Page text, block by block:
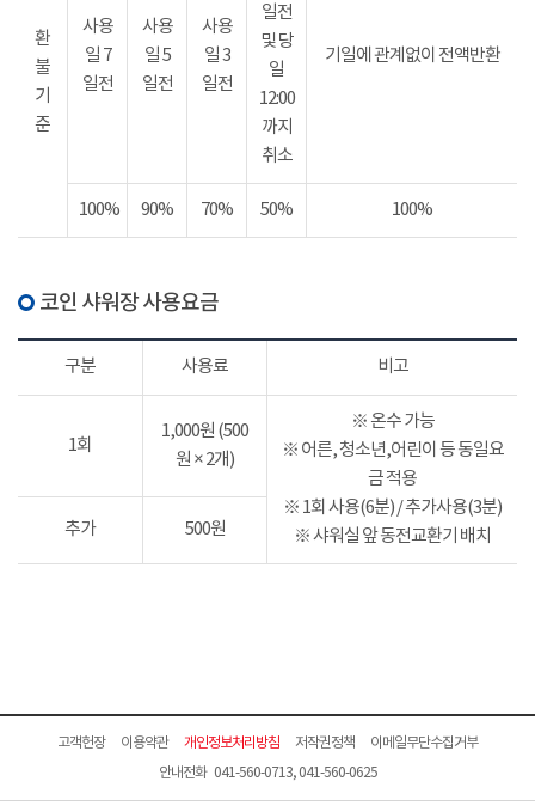
환
불
기
준
사용
일 7
일전
사용
일 5
일전
사용
일 3
일전
일전
및 당
일
12:00
까지
취소
기일에 관계없이 전액반환
100% 90% 70% 50% 100%
코인 샤워장 사용요금
구분 사용료 비고
1회
1,000원 (500
원 × 2개)
※ 온수 가능
※ 어른, 청소년,어린이 등 동일요
금 적용
※ 1회 사용(6분) / 추가사용(3분)
※ 샤워실 앞 동전교환기 배치
추가 500원
고객헌장 이용약관 개인정보처리방침 저작권정책
이메일무단수집거부
안내전화 041-560-0713, 041-560-0625